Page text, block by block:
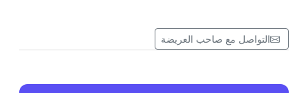
التواصل مع صاحب العريضة